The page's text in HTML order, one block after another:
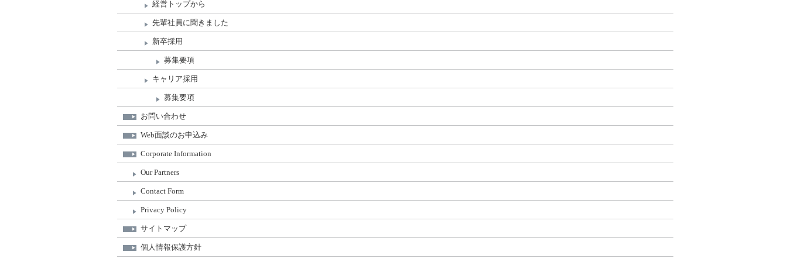
経営トップから
先輩社員に聞きました
新卒採用
募集要項
キャリア採用
募集要項
お問い合わせ
Web面談のお申込み
Corporate Information
Our Partners
Contact Form
Privacy Policy
サイトマップ
個人情報保護方針